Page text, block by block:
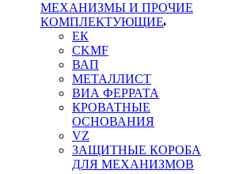
МЕХАНИЗМЫ И ПРОЧИЕ
КОМПЛЕКТУЮЩИЕ
ЕК
CKMF
ВАП
МЕТАЛЛИСТ
ВИА ФЕРРАТА
КРОВАТНЫЕ
ОСНОВАНИЯ
VZ
ЗАЩИТНЫЕ КОРОБА
ДЛЯ МЕХАНИЗМОВ